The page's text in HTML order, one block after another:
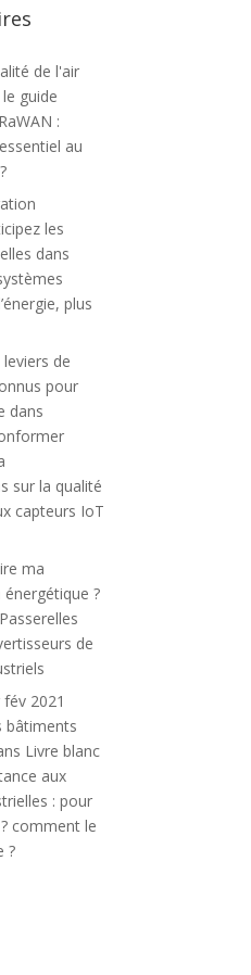
de l'air
guide
:
au
les
dans
plus
de
pour
dans
sur la qualité
capteurs IoT
ma
?
Passerelles
de
2021
bâtiments
Livre blanc
aux
: pour
comment le
?